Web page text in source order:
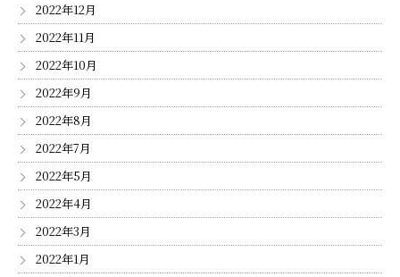
2022年12月
2022年11月
2022年10月
2022年9月
2022年8月
2022年7月
2022年5月
2022年4月
2022年3月
2022年1月